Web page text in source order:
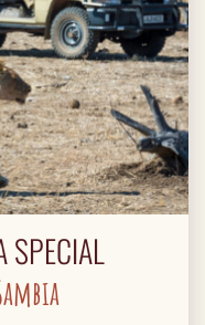
SPECIAL